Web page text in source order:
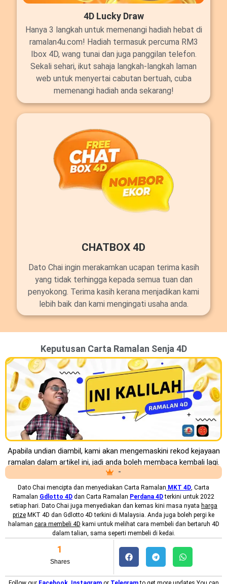
4D Lucky Draw
Hanya 3 langkah untuk memenangi hadiah hebat di
ramalan4u.com! Hadiah termasuk percuma RM3
Ibox 4D, wang tunai dan juga panggilan telefon.
Sekali sehari, ikut sahaja langkah-langkah laman
web untuk menyertai cabutan bertuah, cuba
memenangi hadiah anda sekarang!
CHATBOX 4D
Dato Chai ingin merakamkan ucapan terima kasih
yang tidak terhingga kepada semua tuan dan
penyokong. Terima kasih kerana menjadikan kami
lebih baik dan kami mengingati usaha anda.
Keputusan Carta Ramalan Senja 4D
Apabila undian diambil, kami akan mengemaskini rekod kejayaan
ramalan dalam artikel ini, jadi anda boleh membaca kembali lagi.
-
Dato Chai mencipta dan menyediakan Carta Ramalan MKT 4D , Carta
Ramalan Gdlotto 4D dan Carta Ramalan Perdana 4Dterkini untuk 2022
setiap hari. Dato Chai juga menyediakan dan kemas kini masa nyata harga
prize MKT 4D dan Gdlotto 4D terkini di Malaysia. Anda juga boleh pergi ke
halaman cara membeli 4D kami untuk melihat cara membeli dan bertaruh 4D
dalam talian, sama seperti membeli di kedai.
Shares
1